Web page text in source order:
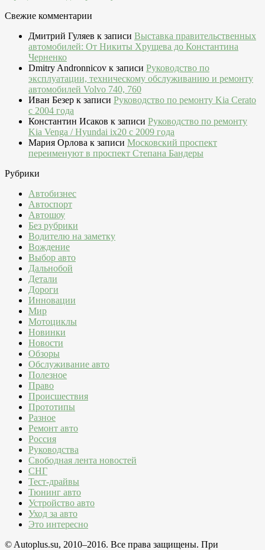
Свежие комментарии
Дмитрий Гуляев к записи Выставка правительственных
автомобилей: От Никиты Хрущева до Константина
Черненко
Dmitry Andronnicov к записи Руководство по
эксплуатации, техническому обслуживанию и ремонту
автомобилей Volvo 740, 760
Иван Безер к записи Руководство по ремонту Kia Cerato
c 2004 года
Константин Исаков к записи Руководство по ремонту
Kia Venga / Hyundai ix20 c 2009 года
Мария Орлова к записи Московский проспект
переименуют в проспект Степана Бандеры
Рубрики
Автобизнес
Автоспорт
Автошоу
Без рубрики
Водителю на заметку
Вождение
Выбор авто
Дальнобой
Детали
Дороги
Инновации
Мир
Мотоциклы
Новинки
Новости
Обзоры
Обслуживание авто
Полезное
Право
Происшествия
Прототипы
Разное
Ремонт авто
Россия
Руководства
Свободная лента новостей
СНГ
Тест-драйвы
Тюнинг авто
Устройство авто
Уход за авто
Это интересно
© Autoplus.su, 2010–2016. Все права защищены. При